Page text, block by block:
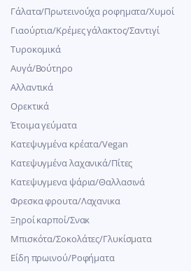
Γάλατα/Πρωτεινούχα ροφηματα/Χυμοί
Γιαούρτια/Κρέμες γάλακτος/Σαντιγί
Τυροκομικά
Αυγά/Βούτηρο
Αλλαντικά
Ορεκτικά
Έτοιμα γεύματα
Κατεψυγμένα κρέατα/Vegan
Kατεψυγμένα λαχανικά/Πίτες
Κατεψυγμενα ψάρια/Θαλλασινά
Φρεσκα φρουτα/Λαχανικα
Ξηροί καρποί/Σνακ
Μπισκότα/Σοκολάτες/Γλυκίσματα
Είδη πρωινού/Ροφήματα